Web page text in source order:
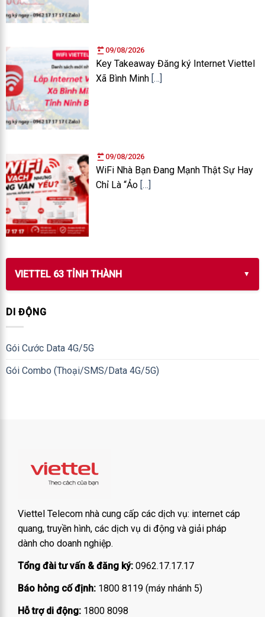
09/08/2026
Key Takeaway Đăng ký Internet Viettel
Xã Bình Minh […]
09/08/2026
WiFi Nhà Bạn Đang Mạnh Thật Sự Hay
Chỉ Là “Ảo […]
VIETTEL 63 TỈNH THÀNH
DI ĐỘNG
Gói Cước Data 4G/5G
Gói Combo (Thoại/SMS/Data 4G/5G)
Viettel Telecom nhà cung cấp các dịch vụ: internet cáp
quang, truyền hình, các dịch vụ di động và giải pháp
dành cho doanh nghiệp.
Tổng đài tư vấn & đăng ký: 0962.17.17.17
Báo hỏng cố định: 1800 8119 (máy nhánh 5)
Hỗ trợ di động: 1800 8098